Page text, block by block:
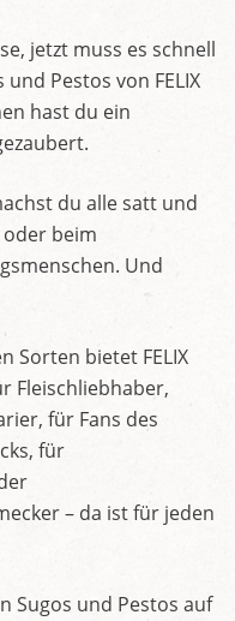
jetzt muss es schnell
Pestos von FELIX
hast du ein
du alle satt und
oder beim
Und
Sorten bietet FELIX
Fleischliebhaber,
für Fans des
für
– da ist für jeden
Sugos und Pestos auf